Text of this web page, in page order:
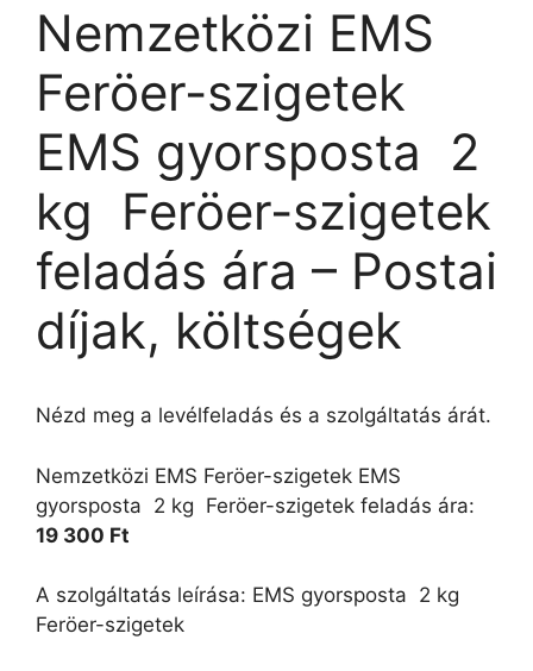
Nemzetközi EMS
Feröer-szigetek
EMS gyorsposta  2
kg  Feröer-szigetek
feladás ára – Postai
díjak, költségek
Nézd meg a levélfeladás és a szolgáltatás árát.
Nemzetközi EMS Feröer-szigetek EMS
gyorsposta  2 kg  Feröer-szigetek feladás ára:
19 300 Ft
A szolgáltatás leírása: EMS gyorsposta  2 kg 
Feröer-szigetek